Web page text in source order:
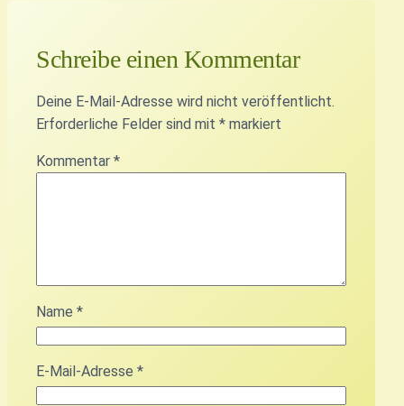
Schreibe einen Kommentar
Deine E-Mail-Adresse wird nicht veröffentlicht.
Erforderliche Felder sind mit * markiert
Kommentar *
Name *
E-Mail-Adresse *